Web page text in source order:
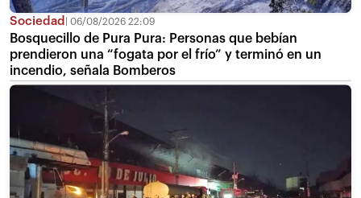
Sociedad 06/08/2026 22:09
Bosquecillo de Pura Pura: Personas que bebían
prendieron una “fogata por el frío” y terminó en un
incendio, señala Bomberos